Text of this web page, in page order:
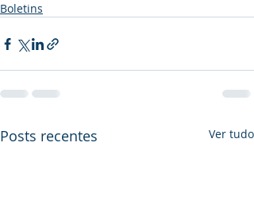
Boletins
Posts recentes Ver tudo